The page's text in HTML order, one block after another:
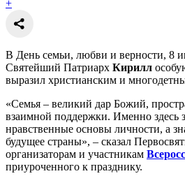
+
В День семьи, любви и верности, 8
Святейший Патриарх Кирилл
выразил христианским и
«Семья – великий дар Божий,
взаимной поддержки. Именно здесь
нравственные основы личности, а
будущее страны», – сказал
организаторам и участникам
приуроченного к празднику.